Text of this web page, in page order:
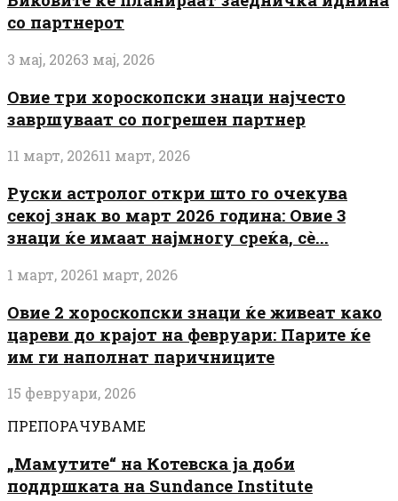
со партнерот
3 мај, 20263 мај, 2026
Овие три хороскопски знаци најчесто
завршуваат со погрешен партнер
11 март, 202611 март, 2026
Руски астролог откри што го очекува
секој знак во март 2026 година: Овие 3
знаци ќе имаат најмногу среќа, сè...
1 март, 20261 март, 2026
Овие 2 хороскопски знаци ќе живеат како
цареви до крајот на февруари: Парите ќе
им ги наполнат паричниците
15 февруари, 2026
ПРЕПОРАЧУВАМЕ
„Мамутите“ на Котевска ја доби
поддршката на Sundance Institute